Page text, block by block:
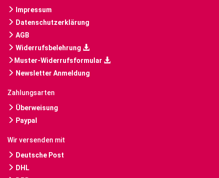
Impressum
Datenschutzerklärung
AGB
Widerrufsbelehrung
Muster-Widerrufsformular
Newsletter Anmeldung
Zahlungsarten
Überweisung
Paypal
Wir versenden mit
Deutsche Post
DHL